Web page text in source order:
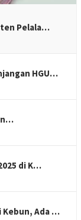
Pelala…
HGU…
di K…
Kebun, Ada …